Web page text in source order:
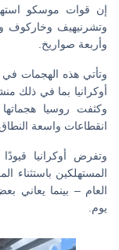
إن قوات موسكو
وأربعة صواريخ.
وتأتي هذه الهجمات
وكثفت روسيا
انقطاعات واسعة النطاق
وتفرض أوكرانيا
المستهلكين باستثناء
العام – بينما يعاني
يوم.